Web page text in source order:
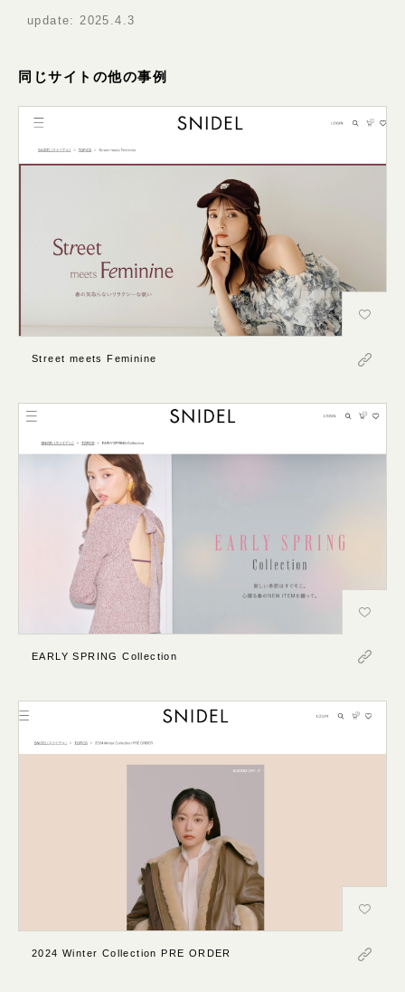
update: 2025.4.3
同じサイトの他の事例
Street meets Feminine
EARLY SPRING Collection
2024 Winter Collection PRE ORDER